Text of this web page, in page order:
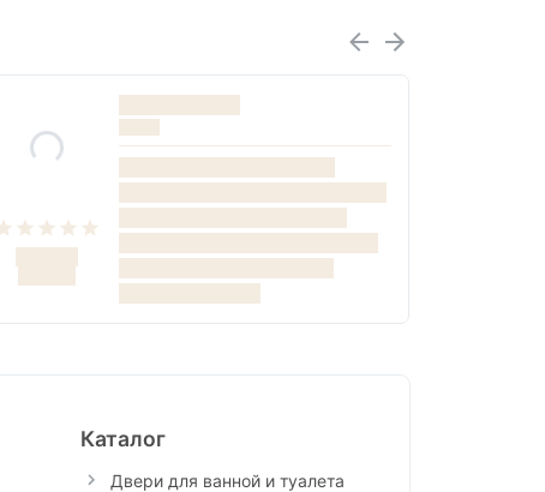
Каталог
Двери для ванной и туалета